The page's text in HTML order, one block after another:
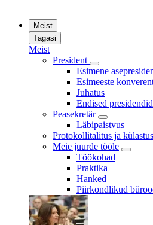
Meist
Tagasi
Meist
President
Esimene
Esimeeste
Juhatus
Endised presidendid
Peasekretär
Läbipaistvus
Protokollitalitus ja
Meie juurde tööle
Töökohad
Praktika
Hanked
Piirkondlikud